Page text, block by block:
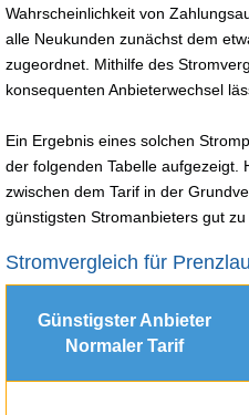
Wahrscheinlichkeit von
alle Neukunden zunächst dem
zugeordnet. Mithilfe des
konsequenten Anbieterwechsel
Ein Ergebnis eines solchen
der folgenden Tabelle aufgezeigt.
zwischen dem Tarif in der
günstigsten Stromanbieters gut zu
Stromvergleich für
Günstigster Anbieter
Normaler Tarif